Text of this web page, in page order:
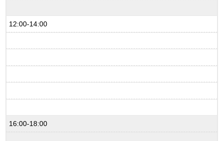
12:00-14:00
16:00-18:00